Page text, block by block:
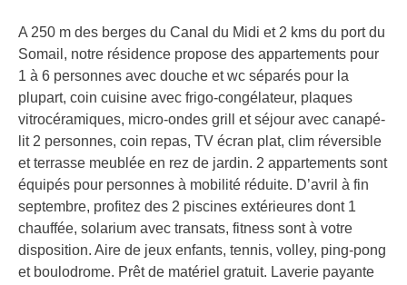
A 250 m des berges du Canal du Midi et 2 kms du port du
Somail, notre résidence propose des appartements pour
1 à 6 personnes avec douche et wc séparés pour la
plupart, coin cuisine avec frigo-congélateur, plaques
vitrocéramiques, micro-ondes grill et séjour avec canapé-
lit 2 personnes, coin repas, TV écran plat, clim réversible
et terrasse meublée en rez de jardin. 2 appartements sont
équipés pour personnes à mobilité réduite. D’avril à fin
septembre, profitez des 2 piscines extérieures dont 1
chauffée, solarium avec transats, fitness sont à votre
disposition. Aire de jeux enfants, tennis, volley, ping-pong
et boulodrome. Prêt de matériel gratuit. Laverie payante